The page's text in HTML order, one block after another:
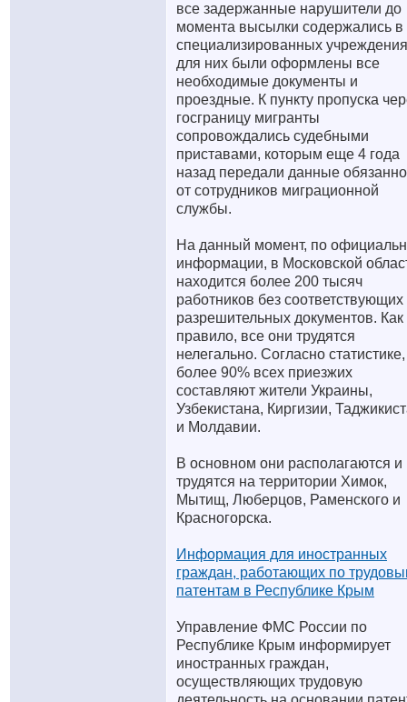
все задержанные нарушители до
момента высылки содержались в
специализированных
для них были оформлены все
необходимые документы и
проездные. К пункту пропуска
госграницу мигранты
сопровождались судебными
приставами, которым еще 4 года
назад передали данные
от сотрудников миграционной
службы.
На данный момент, по
информации, в Московской
находится более 200 тысяч
работников без соответствующих
разрешительных документов. Как
правило, все они трудятся
нелегально. Согласно статистике,
более 90% всех приезжих
составляют жители Украины,
Узбекистана, Киргизии,
и Молдавии.
В основном они располагаются и
трудятся на территории Химок,
Мытищ, Люберцов, Раменского и
Красногорска.
Информация для иностранных
граждан, работающих по
патентам в Республике Крым
Управление ФМС России по
Республике Крым информирует
иностранных граждан,
осуществляющих трудовую